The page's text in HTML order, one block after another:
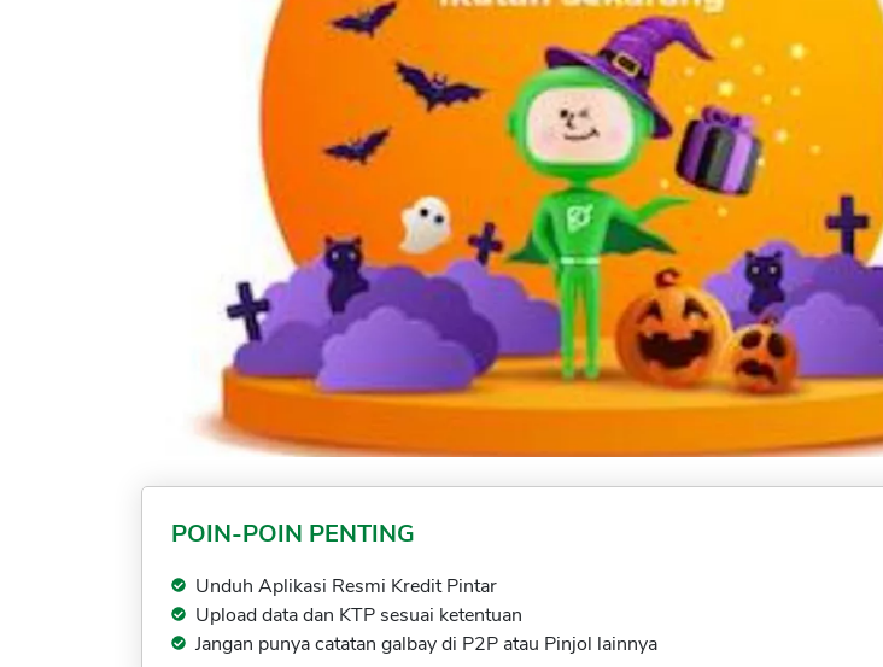
POIN-POIN PENTING
Unduh Aplikasi Resmi Kredit Pintar
Upload data dan KTP sesuai ketentuan
Jangan punya catatan galbay di P2P atau Pinjol lainnya